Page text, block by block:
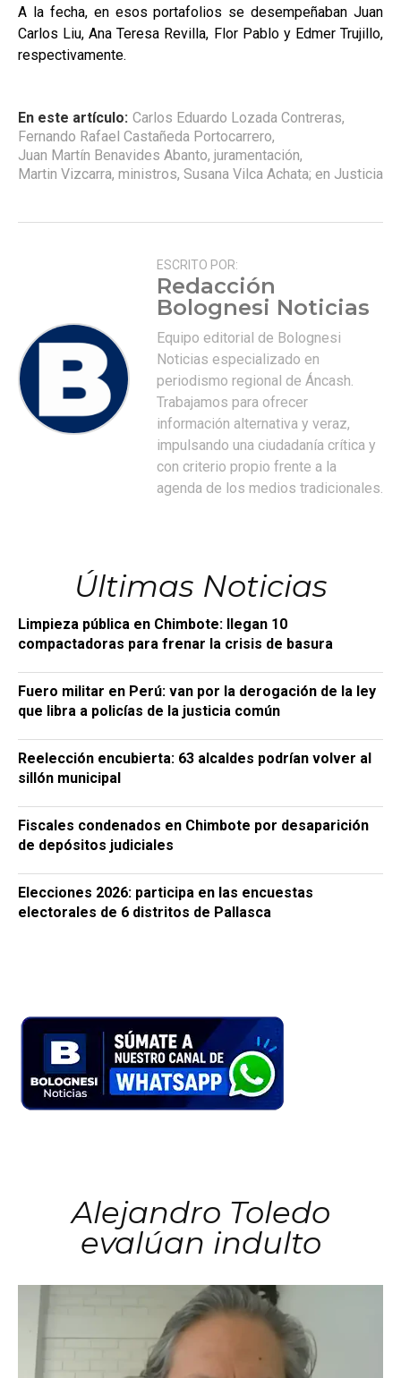
A la fecha, en esos portafolios se desempeñaban Juan
Carlos Liu, Ana Teresa Revilla, Flor Pablo y Edmer Trujillo,
respectivamente.
En este artículo: Carlos Eduardo Lozada Contreras,
Fernando Rafael Castañeda Portocarrero,
Juan Martín Benavides Abanto, juramentación,
Martin Vizcarra, ministros, Susana Vilca Achata; en Justicia
ESCRITO POR:
Redacción
Bolognesi Noticias
Equipo editorial de Bolognesi
Noticias especializado en
periodismo regional de Áncash.
Trabajamos para ofrecer
información alternativa y veraz,
impulsando una ciudadanía crítica y
con criterio propio frente a la
agenda de los medios tradicionales.
Últimas Noticias
Limpieza pública en Chimbote: llegan 10
compactadoras para frenar la crisis de basura
Fuero militar en Perú: van por la derogación de la ley
que libra a policías de la justicia común
Reelección encubierta: 63 alcaldes podrían volver al
sillón municipal
Fiscales condenados en Chimbote por desaparición
de depósitos judiciales
Elecciones 2026: participa en las encuestas
electorales de 6 distritos de Pallasca
Alejandro Toledo
evalúan indulto